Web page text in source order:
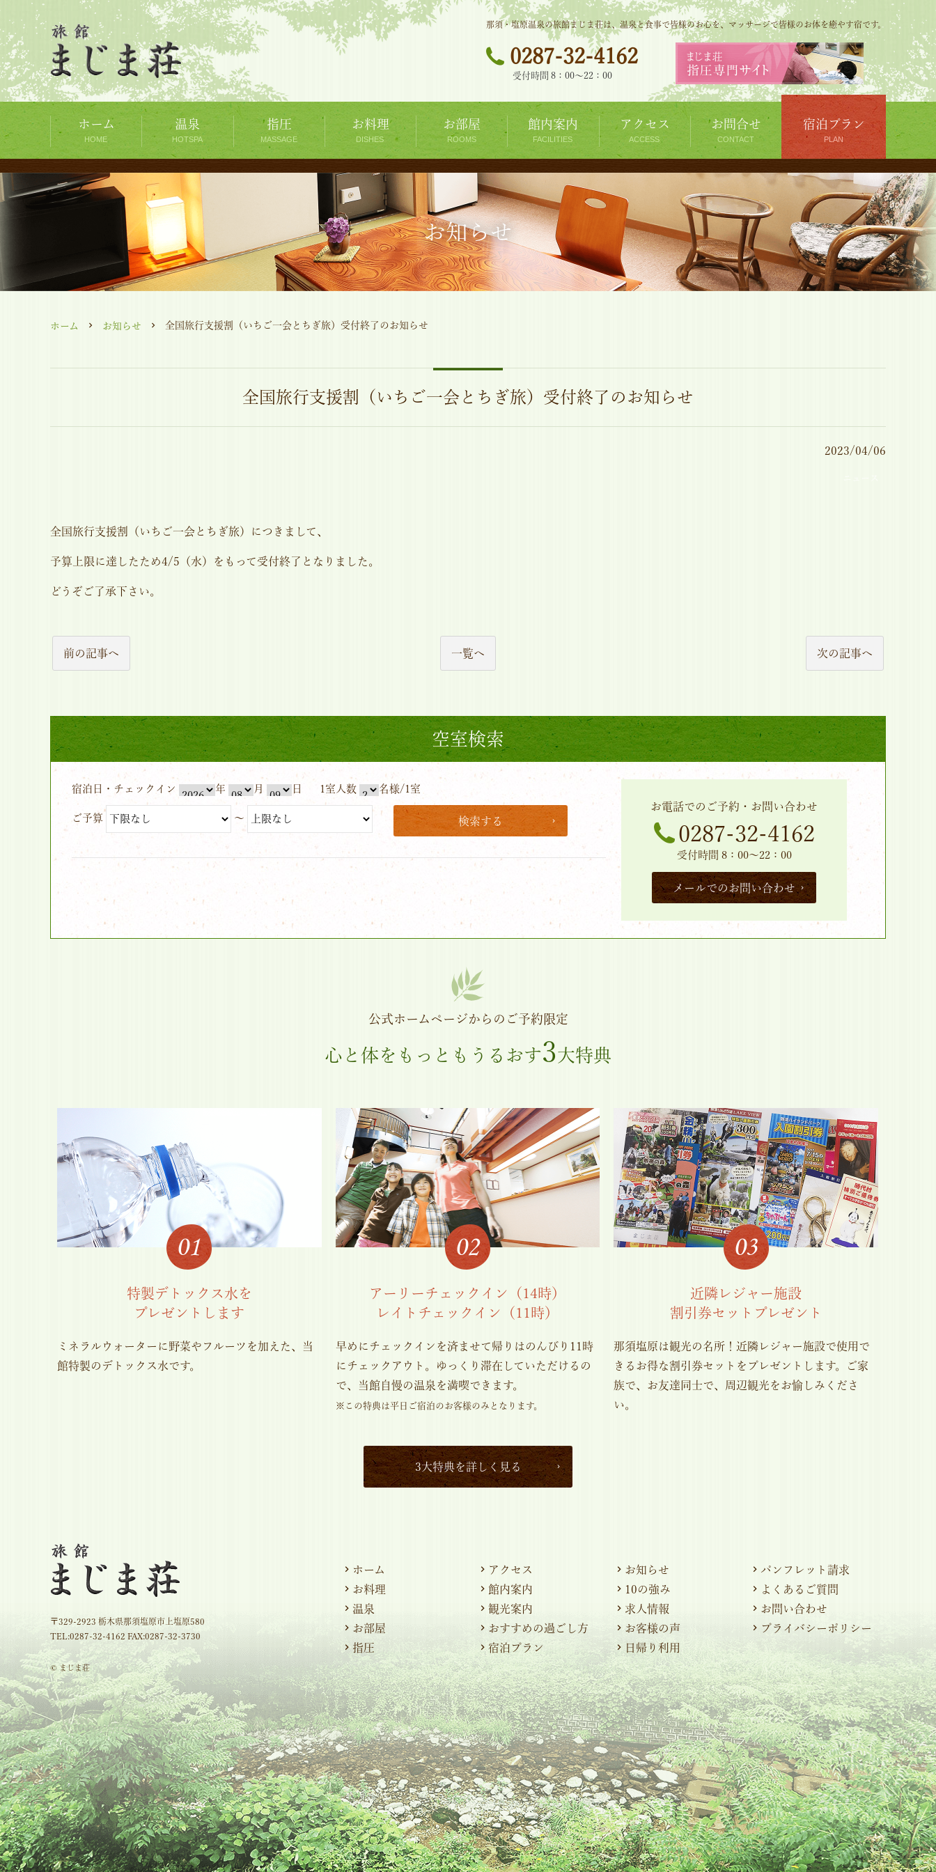
那須・塩原温泉の旅館まじま荘は、温泉と食事で皆様のお心を、マッサージで皆様のお体を癒やす宿です。
0287-32-4162
受付時間 8：00～22：00
ホーム 温泉 指圧 お料理 お部屋 館内案内 アクセス お問合せ 宿泊プラン
お知らせ
ホーム お知らせ 全国旅行支援割（いちご一会とちぎ旅）受付終了のお知らせ
全国旅行支援割（いちご一会とちぎ旅）受付終了のお知らせ
2023/04/06
全国旅行支援割（いちご一会とちぎ旅）につきまして、
予算上限に達したため4/5（水）をもって受付終了となりました。
どうぞご了承下さい。
前の記事へ 一覧へ 次の記事へ
空室検索
宿泊日・チェックイン 年 月 日 1室人数 名様/1室
ご予算 ～ 検索する
お電話でのご予約・お問い合わせ
0287-32-4162
受付時間 8：00～22：00
メールでのお問い合わせ
公式ホームページからのご予約限定
心と体をもっともうるおす3大特典
特製デトックス水を
プレゼントします
ミネラルウォーターに野菜やフルーツを加えた、当
館特製のデトックス水です。
アーリーチェックイン（14時）
レイトチェックイン（11時）
早めにチェックインを済ませて帰りはのんびり11時
にチェックアウト。ゆっくり滞在していただけるの
で、当館自慢の温泉を満喫できます。
※この特典は平日ご宿泊のお客様のみとなります。
近隣レジャー施設
割引券セットプレゼント
那須塩原は観光の名所！近隣レジャー施設で使用で
きるお得な割引券セットをプレゼントします。ご家
族で、お友達同士で、周辺観光をお愉しみくださ
い。
3大特典を詳しく見る
〒329-2923 栃木県那須塩原市上塩原580
TEL:0287-32-4162 FAX:0287-32-3730
© まじま荘
ホーム
お料理
温泉
お部屋
指圧
アクセス
館内案内
観光案内
おすすめの過ごし方
宿泊プラン
お知らせ
10の強み
求人情報
お客様の声
日帰り利用
パンフレット請求
よくあるご質問
お問い合わせ
プライバシーポリシー